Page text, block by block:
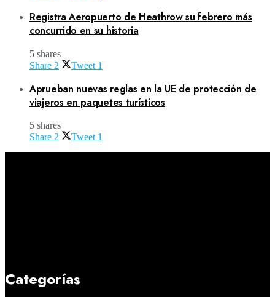
Registra Aeropuerto de Heathrow su febrero más
concurrido en su historia
5 shares
Share 2 Tweet 1
Aprueban nuevas reglas en la UE de protección de
viajeros en paquetes turísticos
5 shares
Share 2 Tweet 1
Categorías